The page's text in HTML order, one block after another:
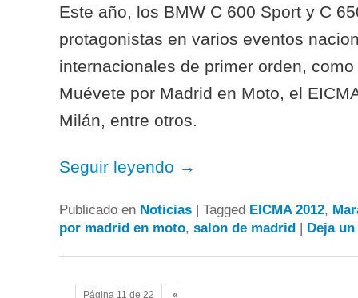
Este año, los BMW C 600 Sport y C
protagonistas en varios eventos
internacionales de primer orden,
Muévete por Madrid en Moto, el
Milán, entre otros.
Seguir leyendo →
Publicado en Noticias |Tagged EICMA 2012,
por madrid en moto,salon de madrid | Deja
Post navigation
Página 11 de 22 «